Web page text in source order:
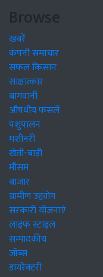
Browse
खबरें
कंपनी समाचार
सफल किसान
साक्षात्कार
बागवानी
औषधीय फसलें
पशुपालन
मशीनरी
खेती-बाड़ी
मौसम
बाजार
ग्रामीण उद्द्योग
सरकारी योजनाएं
लाइफ स्टाइल
सम्पादकीय
जॉब्स
डायरेक्टरी